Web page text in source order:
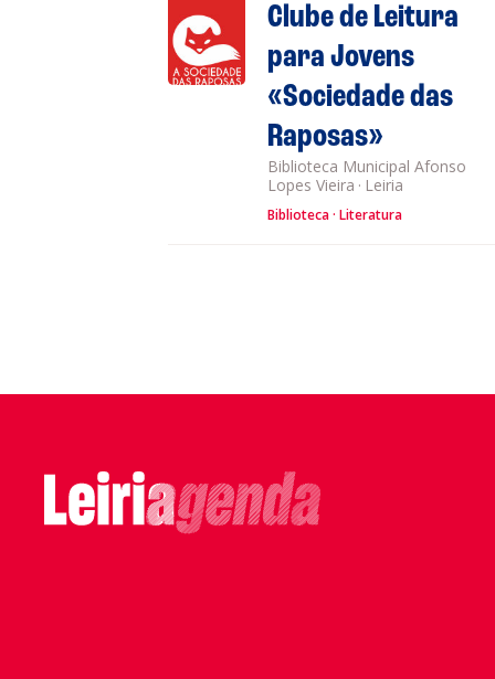
Clube de Leitura
para Jovens
«Sociedade das
Raposas»
Biblioteca Municipal Afonso
Lopes Vieira · Leiria
Biblioteca Literatura